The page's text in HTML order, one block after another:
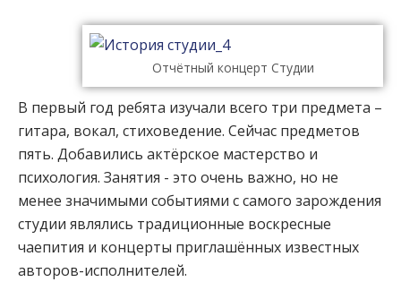
Отчётный концерт Студии
В первый год ребята изучали всего три предмета –
гитара, вокал, стиховедение. Сейчас предметов
пять. Добавились актёрское мастерство и
психология. Занятия - это очень важно, но не
менее значимыми событиями с самого зарождения
студии являлись традиционные воскресные
чаепития и концерты приглашённых известных
авторов-исполнителей.